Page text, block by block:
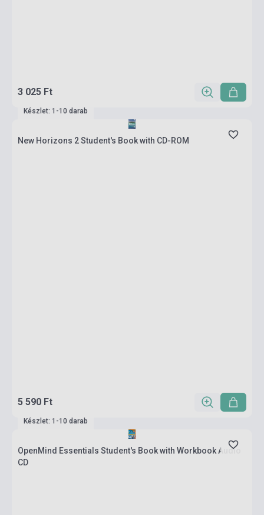
3 025 Ft
Készlet: 1-10 darab
New Horizons 2 Student's Book with CD-ROM
5 590 Ft
Készlet: 1-10 darab
OpenMind Essentials Student's Book with Workbook Audio
CD